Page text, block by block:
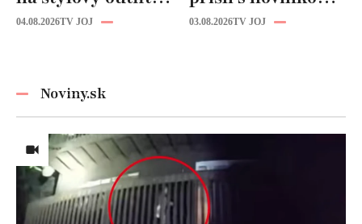
Tento trik vás
04.08.2026TV JOJ
ktorá by mohla
03.08.2026TV JOJ
Noviny.sk